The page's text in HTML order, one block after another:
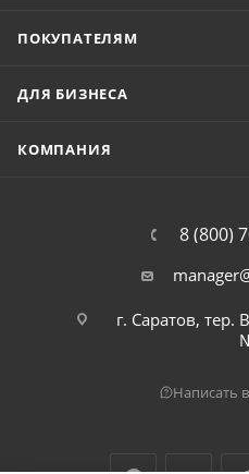
ПОКУПАТЕЛЯМ
ДЛЯ БИЗНЕСА
КОМПАНИЯ
8 (800)
г. Саратов, тер.
Написать